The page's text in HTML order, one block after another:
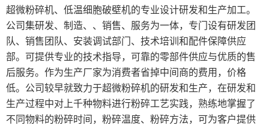
超微粉碎机、低温细胞破壁机的专业设计研发和生产加工。
公司集研发、制造、、销售、服务为一体，专门设有研发团
队、销售团队、安装调试部门、技术培训和配件保障供应
部。可提供专业的技术指导，可靠的零部件供应与优质的售
后服务。作为生产厂家为消费者省掉中间商的费用，价格
低。公司较早就致力于超微粉碎机的研发和生产，在研发和
生产过程中对上千种物料进行粉碎工艺实践，熟练地掌握了
不同物料的粉碎时间，粉碎温度、粉碎方法，可为客户提供